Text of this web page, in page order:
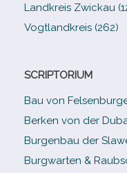
Landkreis Zwickau
Vogtlandkreis (262)
SCRIPTORIUM
Bau von
Berken von der
Burgenbau der
Burgwarten &